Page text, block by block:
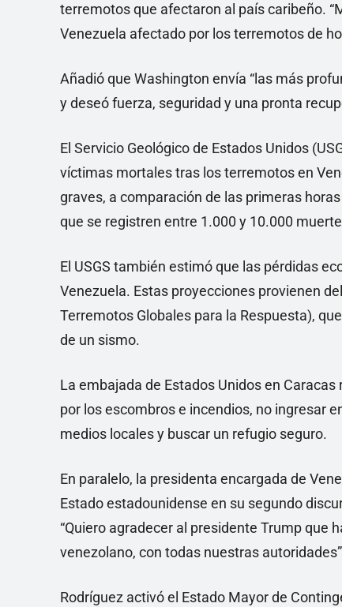
terremotos que afectaron al país caribeño.
Venezuela afectado por los terremotos de
Añadió que Washington envía “las más
y deseó fuerza, seguridad y una pronta
El Servicio Geológico de Estados Unidos
víctimas mortales tras los terremotos en
graves, a comparación de las primeras
que se registren entre 1.000 y 10.000
El USGS también estimó que las pérdidas
Venezuela. Estas proyecciones provienen
Terremotos Globales para la Respuesta),
de un sismo.
La embajada de Estados Unidos en
por los escombros e incendios, no ingresar
medios locales y buscar un refugio seguro.
En paralelo, la presidenta encargada de
Estado estadounidense en su segundo
“Quiero agradecer al presidente Trump que
venezolano, con todas nuestras
Rodríguez activó el Estado Mayor de